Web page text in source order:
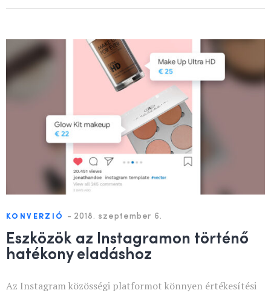
KONVERZIÓ - 2018. szeptember 6.
Eszközök az Instagramon történő
hatékony eladáshoz
Az Instagram közösségi platformot könnyen értékesítési